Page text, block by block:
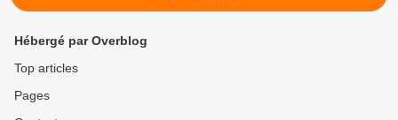
Hébergé par Overblog
Top articles
Pages